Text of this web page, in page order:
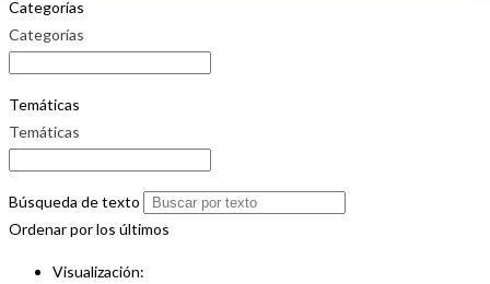
Categorías
Categorías
Temáticas
Temáticas
Búsqueda de texto
Ordenar por los últimos
Visualización: